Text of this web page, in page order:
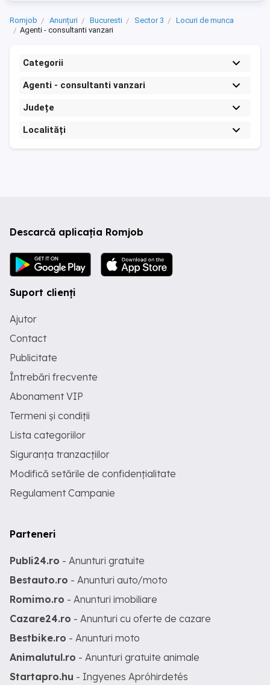
Romjob Anunțuri Bucuresti Sector 3
Locuri de munca
Agenti - consultanti vanzari
Categorii
Agenti - consultanti vanzari
Județe
Localități
Descarcă aplicația Romjob
Suport clienți
Ajutor
Contact
Publicitate
Întrebări frecvente
Abonament VIP
Termeni și condiții
Lista categoriilor
Siguranța tranzacțiilor
Modifică setările de confidențialitate
Regulament Campanie
Parteneri
Publi24.ro - Anunturi gratuite
Bestauto.ro - Anunturi auto/moto
Romimo.ro - Anunturi imobiliare
Cazare24.ro - Anunturi cu oferte de cazare
Bestbike.ro - Anunturi moto
Animalutul.ro - Anunturi gratuite animale
Startapro.hu - Ingyenes Apróhirdetés